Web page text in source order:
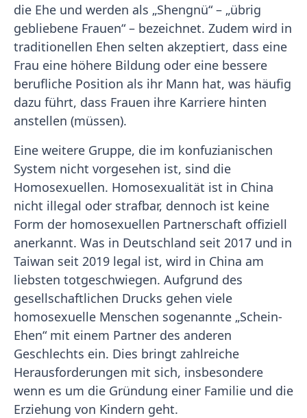
die Ehe und werden als „Shengnü“ – „übrig
gebliebene Frauen“ – bezeichnet. Zudem wird in
traditionellen Ehen selten akzeptiert, dass eine
Frau eine höhere Bildung oder eine bessere
berufliche Position als ihr Mann hat, was häufig
dazu führt, dass Frauen ihre Karriere hinten
anstellen (müssen).
Eine weitere Gruppe, die im konfuzianischen
System nicht vorgesehen ist, sind die
Homosexuellen. Homosexualität ist in China
nicht illegal oder strafbar, dennoch ist keine
Form der homosexuellen Partnerschaft offiziell
anerkannt. Was in Deutschland seit 2017 und in
Taiwan seit 2019 legal ist, wird in China am
liebsten totgeschwiegen. Aufgrund des
gesellschaftlichen Drucks gehen viele
homosexuelle Menschen sogenannte „Schein-
Ehen“ mit einem Partner des anderen
Geschlechts ein. Dies bringt zahlreiche
Herausforderungen mit sich, insbesondere
wenn es um die Gründung einer Familie und die
Erziehung von Kindern geht.